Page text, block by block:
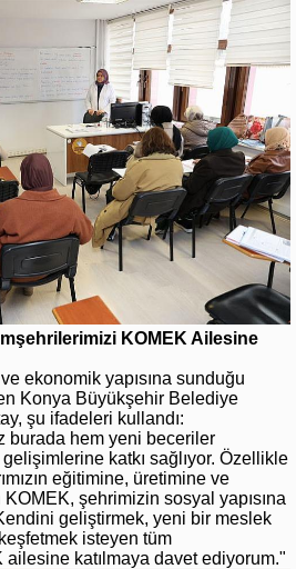
KOMEK Ailesine
ekonomik yapısına sunduğu
Konya Büyükşehir Belediye
şu ifadeleri kullandı:
burada hem yeni beceriler
katkı sağlıyor. Özellikle
eğitimine, üretimine ve
şehrimizin sosyal yapısına
geliştirmek, yeni bir meslek
isteyen tüm
katılmaya davet ediyorum."